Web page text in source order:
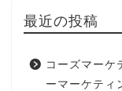
最近の投稿
コーズマーケ
ーマーケティ